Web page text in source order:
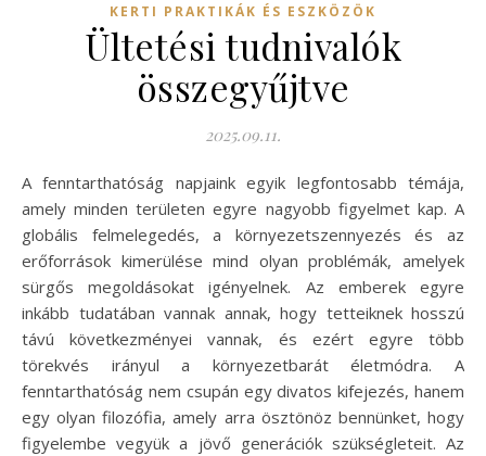
KERTI PRAKTIKÁK ÉS ESZKÖZÖK
Ültetési tudnivalók
összegyűjtve
2025.09.11.
A fenntarthatóság napjaink egyik legfontosabb témája,
amely minden területen egyre nagyobb figyelmet kap. A
globális felmelegedés, a környezetszennyezés és az
erőforrások kimerülése mind olyan problémák, amelyek
sürgős megoldásokat igényelnek. Az emberek egyre
inkább tudatában vannak annak, hogy tetteiknek hosszú
távú következményei vannak, és ezért egyre több
törekvés irányul a környezetbarát életmódra. A
fenntarthatóság nem csupán egy divatos kifejezés, hanem
egy olyan filozófia, amely arra ösztönöz bennünket, hogy
figyelembe vegyük a jövő generációk szükségleteit. Az